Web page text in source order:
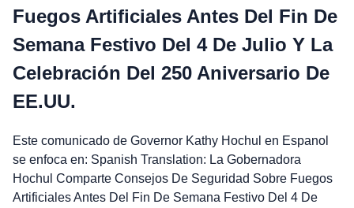
Fuegos Artificiales Antes Del Fin De
Semana Festivo Del 4 De Julio Y La
Celebración Del 250 Aniversario De
EE.UU.
Este comunicado de Governor Kathy Hochul en Espanol
se enfoca en: Spanish Translation: La Gobernadora
Hochul Comparte Consejos De Seguridad Sobre Fuegos
Artificiales Antes Del Fin De Semana Festivo Del 4 De